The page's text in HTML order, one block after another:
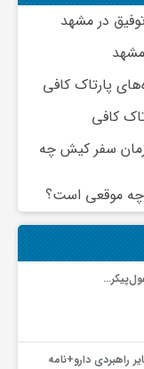
در مشهد
پارتاک کافی
کافی
زمان سفر کیش چه
چه موقعی است؟
راهبردی دارو+نامه